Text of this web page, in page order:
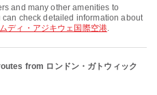
check detailed information about
ディ・アジキウェ国際空港.
from ロンドン・ガトウィック